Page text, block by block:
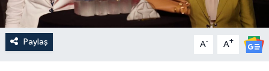
Paylaş A- A+